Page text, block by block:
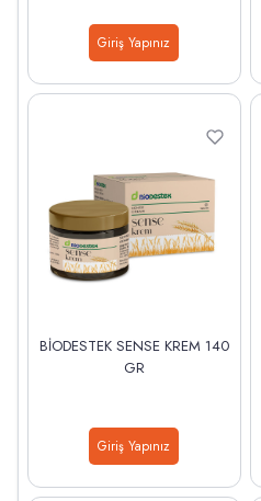
Giriş Yapınız
BİODESTEK SENSE KREM 140
GR
Giriş Yapınız